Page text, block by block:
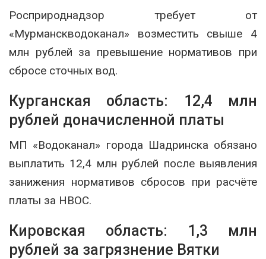
Росприроднадзор требует от
«Мурманскводоканал» возместить свыше 4
млн рублей за превышение нормативов при
сбросе сточных вод.
Курганская область: 12,4 млн
рублей доначисленной платы
МП «Водоканал» города Шадринска обязано
выплатить 12,4 млн рублей после выявления
занижения нормативов сбросов при расчёте
платы за НВОС.
Кировская область: 1,3 млн
рублей за загрязнение Вятки